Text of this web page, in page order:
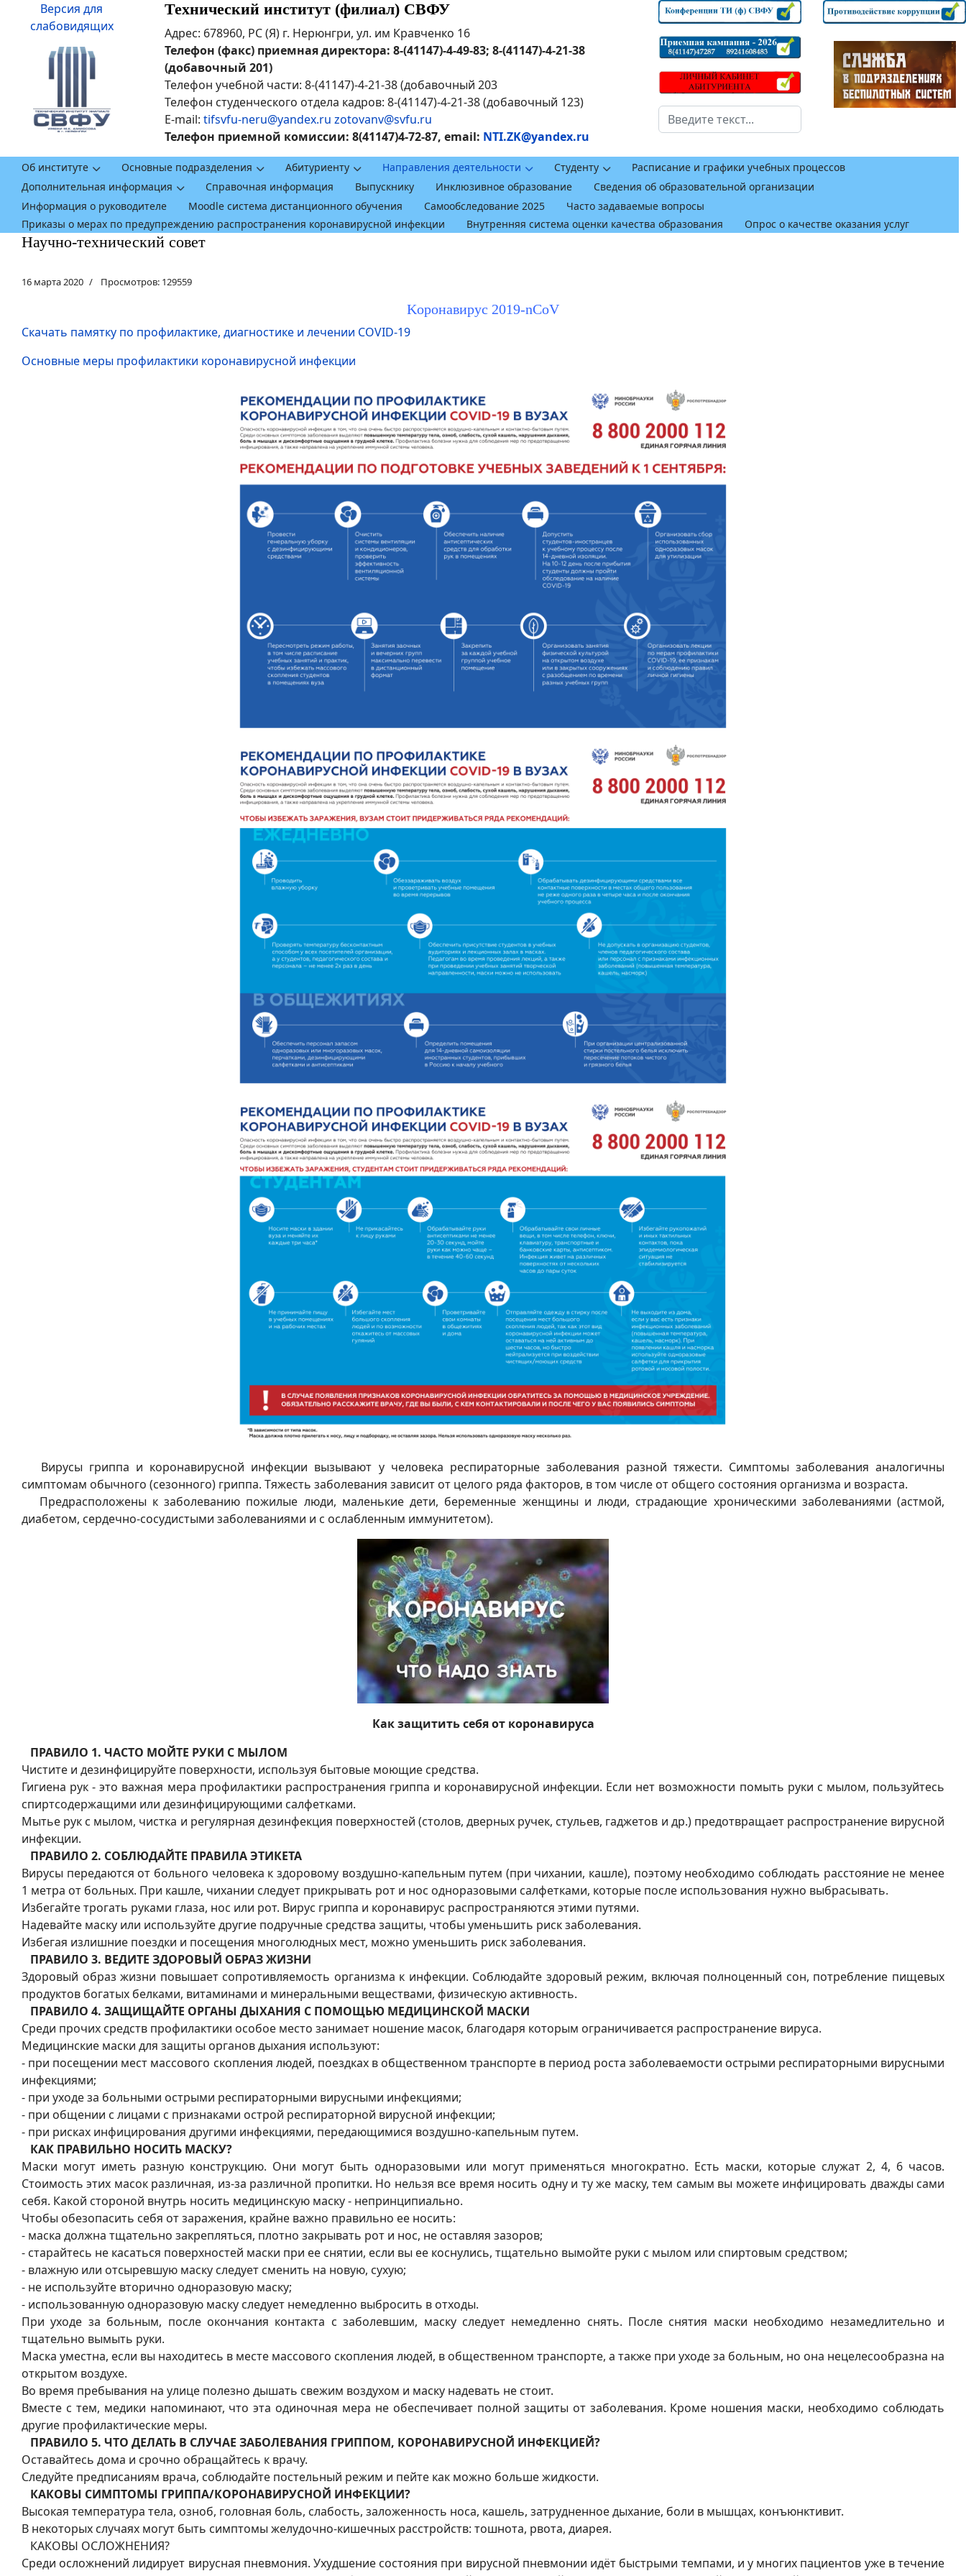
Версия для
слабовидящих
Технический институт (филиал) СВФУ
Адрес: 678960, РС (Я) г. Нерюнгри, ул. им Кравченко 16
Телефон (факс) приемная директора: 8-(41147)-4-49-83; 8-(41147)-4-21-38
(добавочный 201)
Телефон учебной части: 8-(41147)-4-21-38 (добавочный 203
Телефон студенческого отдела кадров: 8-(41147)-4-21-38 (добавочный 123)
E-mail: tifsvfu-neru@yandex.ru zotovanv@svfu.ru
Телефон приемной комиссии: 8(41147)4-72-87, email: NTI.ZK@yandex.ru
Поиск
Об институте Основные подразделения Абитуриенту Направления деятельности Студенту
Расписание и графики учебных процессов
Дополнительная информация
Справочная информация Выпускнику Инклюзивное образование
Сведения об образовательной организации
Информация о руководителе
Moodle система дистанционного обучения Самообследование 2025
Часто задаваемые вопросы
Приказы о мерах по предупреждению распространения коронавирусной инфекции
Внутренняя система оценки качества образования Опрос о качестве оказания услуг
Научно-технический совет
16 марта 2020 Просмотров: 129559
Kоронавирус 2019-nCoV
Скачать памятку по профилактике, диагностике и лечении COVID-19
Основные меры профилактики коронавирусной инфекции
Вирусы гриппа и коронавирусной инфекции вызывают у человека респираторные заболевания разной тяжести. Симптомы заболевания аналогичны
симптомам обычного (сезонного) гриппа. Тяжесть заболевания зависит от целого ряда факторов, в том числе от общего состояния организма и возраста.
Предрасположены к заболеванию пожилые люди, маленькие дети, беременные женщины и люди, страдающие хроническими заболеваниями (астмой,
диабетом, сердечно-сосудистыми заболеваниями и с ослабленным иммунитетом).
Как защитить себя от коронавируса
ПРАВИЛО 1. ЧАСТО МОЙТЕ РУКИ С МЫЛОМ
Чистите и дезинфицируйте поверхности, используя бытовые моющие средства.
Гигиена рук - это важная мера профилактики распространения гриппа и коронавирусной инфекции. Если нет возможности помыть руки с мылом, пользуйтесь
спиртсодержащими или дезинфицирующими салфетками.
Мытье рук с мылом, чистка и регулярная дезинфекция поверхностей (столов, дверных ручек, стульев, гаджетов и др.) предотвращает распространение вирусной
инфекции.
ПРАВИЛО 2. СОБЛЮДАЙТЕ ПРАВИЛА ЭТИКЕТА
Вирусы передаются от больного человека к здоровому воздушно-капельным путем (при чихании, кашле), поэтому необходимо соблюдать расстояние не менее
1 метра от больных. При кашле, чихании следует прикрывать рот и нос одноразовыми салфетками, которые после использования нужно выбрасывать.
Избегайте трогать руками глаза, нос или рот. Вирус гриппа и коронавирус распространяются этими путями.
Надевайте маску или используйте другие подручные средства защиты, чтобы уменьшить риск заболевания.
Избегая излишние поездки и посещения многолюдных мест, можно уменьшить риск заболевания.
ПРАВИЛО 3. ВЕДИТЕ ЗДОРОВЫЙ ОБРАЗ ЖИЗНИ
Здоровый образ жизни повышает сопротивляемость организма к инфекции. Соблюдайте здоровый режим, включая полноценный сон, потребление пищевых
продуктов богатых белками, витаминами и минеральными веществами, физическую активность.
ПРАВИЛО 4. ЗАЩИЩАЙТЕ ОРГАНЫ ДЫХАНИЯ С ПОМОЩЬЮ МЕДИЦИНСКОЙ МАСКИ
Среди прочих средств профилактики особое место занимает ношение масок, благодаря которым ограничивается распространение вируса.
Медицинские маски для защиты органов дыхания используют:
- при посещении мест массового скопления людей, поездках в общественном транспорте в период роста заболеваемости острыми респираторными вирусными
инфекциями;
- при уходе за больными острыми респираторными вирусными инфекциями;
- при общении с лицами с признаками острой респираторной вирусной инфекции;
- при рисках инфицирования другими инфекциями, передающимися воздушно-капельным путем.
КАК ПРАВИЛЬНО НОСИТЬ МАСКУ?
Маски могут иметь разную конструкцию. Они могут быть одноразовыми или могут применяться многократно. Есть маски, которые служат 2, 4, 6 часов.
Стоимость этих масок различная, из-за различной пропитки. Но нельзя все время носить одну и ту же маску, тем самым вы можете инфицировать дважды сами
себя. Какой стороной внутрь носить медицинскую маску - непринципиально.
Чтобы обезопасить себя от заражения, крайне важно правильно ее носить:
- маска должна тщательно закрепляться, плотно закрывать рот и нос, не оставляя зазоров;
- старайтесь не касаться поверхностей маски при ее снятии, если вы ее коснулись, тщательно вымойте руки с мылом или спиртовым средством;
- влажную или отсыревшую маску следует сменить на новую, сухую;
- не используйте вторично одноразовую маску;
- использованную одноразовую маску следует немедленно выбросить в отходы.
При уходе за больным, после окончания контакта с заболевшим, маску следует немедленно снять. После снятия маски необходимо незамедлительно и
тщательно вымыть руки.
Маска уместна, если вы находитесь в месте массового скопления людей, в общественном транспорте, а также при уходе за больным, но она нецелесообразна на
открытом воздухе.
Во время пребывания на улице полезно дышать свежим воздухом и маску надевать не стоит.
Вместе с тем, медики напоминают, что эта одиночная мера не обеспечивает полной защиты от заболевания. Кроме ношения маски, необходимо соблюдать
другие профилактические меры.
ПРАВИЛО 5. ЧТО ДЕЛАТЬ В СЛУЧАЕ ЗАБОЛЕВАНИЯ ГРИППОМ, КОРОНАВИРУСНОЙ ИНФЕКЦИЕЙ?
Оставайтесь дома и срочно обращайтесь к врачу.
Следуйте предписаниям врача, соблюдайте постельный режим и пейте как можно больше жидкости.
КАКОВЫ СИМПТОМЫ ГРИППА/КОРОНАВИРУСНОЙ ИНФЕКЦИИ?
Высокая температура тела, озноб, головная боль, слабость, заложенность носа, кашель, затрудненное дыхание, боли в мышцах, конъюнктивит.
В некоторых случаях могут быть симптомы желудочно-кишечных расстройств: тошнота, рвота, диарея.
КАКОВЫ ОСЛОЖНЕНИЯ?
Среди осложнений лидирует вирусная пневмония. Ухудшение состояния при вирусной пневмонии идёт быстрыми темпами, и у многих пациентов уже в течение